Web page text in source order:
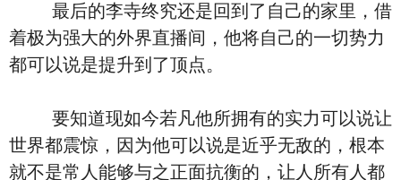
最后的李寺终究还是回到了自己的家里，借
着极为强大的外界直播间，他将自己的一切势力
都可以说是提升到了顶点。
要知道现如今若凡他所拥有的实力可以说让
世界都震惊，因为他可以说是近乎无敌的，根本
就不是常人能够与之正面抗衡的，让人所有人都